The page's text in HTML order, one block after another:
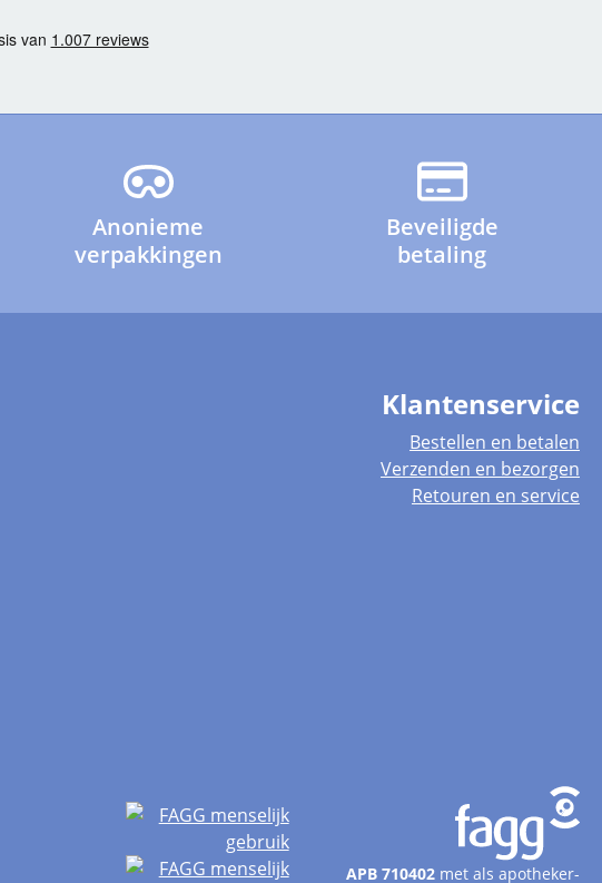
Anonieme
verpakkingen
Beveiligde
betaling
Klantenservice
Bestellen en betalen
Verzenden en bezorgen
Retouren en service
APB 710402met als apotheker-